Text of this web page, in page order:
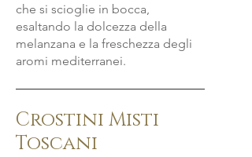
che si scioglie in bocca,
esaltando la dolcezza della
melanzana e la freschezza degli
aromi mediterranei.
Crostini Misti
Toscani